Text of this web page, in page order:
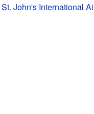
St. John's International